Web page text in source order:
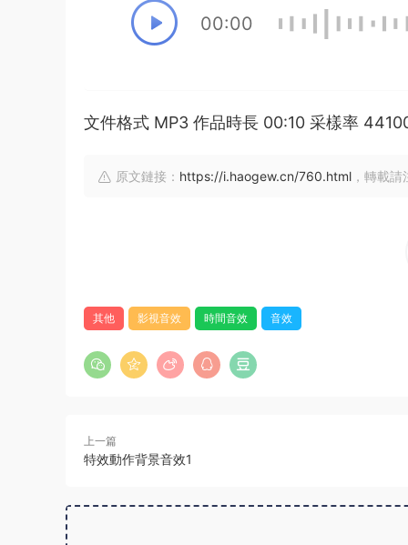
00:00
文件格式 MP3 作品時長 00:10 采樣率
原文鏈接： https://i.haogew.cn/760.html ，轉載
其他 影視音效 時間音效 音效
上一篇
特效動作背景音效1